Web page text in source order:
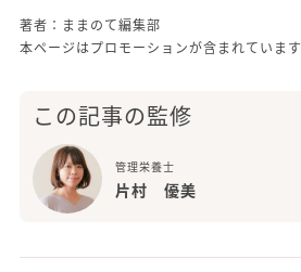
著者：ままのて編集部
本ページはプロモーションが含まれています
この記事の監修
管理栄養士
片村 優美